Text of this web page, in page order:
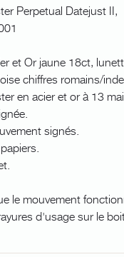
Perpetual Datejust II,
et Or jaune 18ct,
chiffres romains/
en acier et or à 13
signés.
le mouvement
d'usage sur le